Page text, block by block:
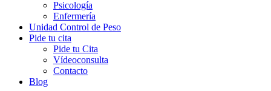
Psicología
Enfermería
Unidad Control de Peso
Pide tu cita
Pide tu Cita
Vídeoconsulta
Contacto
Blog